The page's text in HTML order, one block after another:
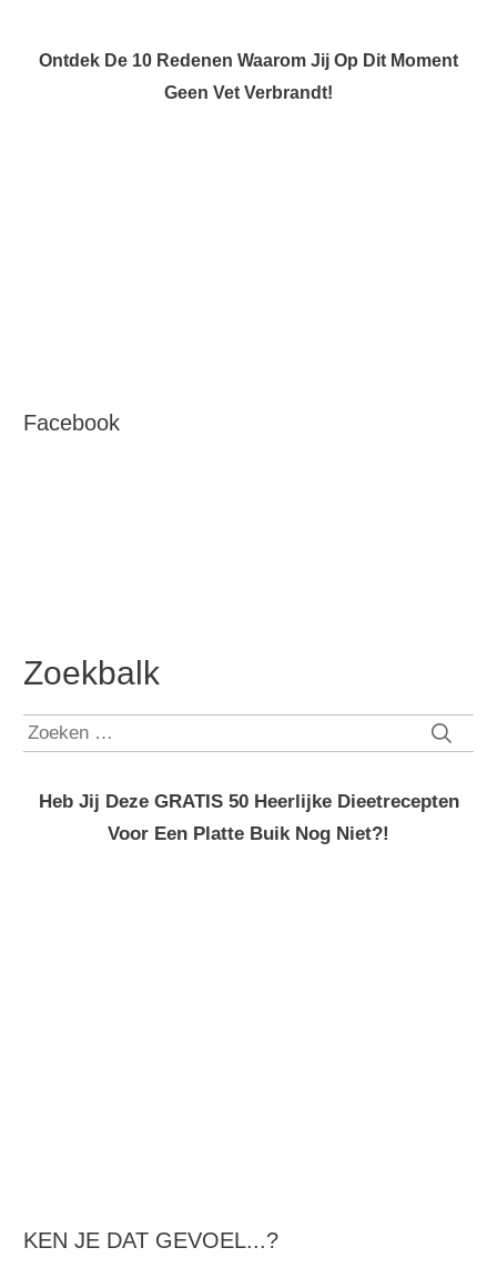
Ontdek De 10 Redenen Waarom Jij Op Dit Moment
Geen Vet Verbrandt!
Facebook
Zoekbalk
Zoeken
Heb Jij Deze GRATIS 50 Heerlijke Dieetrecepten
Voor Een Platte Buik Nog Niet?!
KEN JE DAT GEVOEL...?